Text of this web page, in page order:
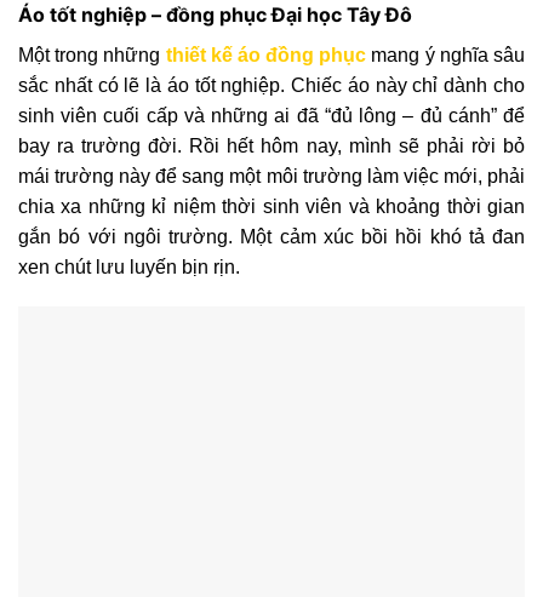
Áo tốt nghiệp – đồng phục Đại học Tây Đô
Một trong những thiết kế áo đồng phục mang ý nghĩa sâu
sắc nhất có lẽ là áo tốt nghiệp. Chiếc áo này chỉ dành cho
sinh viên cuối cấp và những ai đã “đủ lông – đủ cánh” để
bay ra trường đời. Rồi hết hôm nay, mình sẽ phải rời bỏ
mái trường này để sang một môi trường làm việc mới, phải
chia xa những kỉ niệm thời sinh viên và khoảng thời gian
gắn bó với ngôi trường. Một cảm xúc bồi hồi khó tả đan
xen chút lưu luyến bịn rịn.